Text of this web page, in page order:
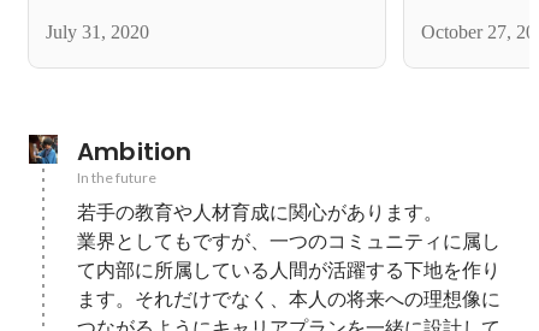
July 31, 2020
October 27,
Ambition
In the future
若手の教育や人材育成に関心があります。
業界としてもですが、一つのコミュニティに属し
て内部に所属している人間が活躍する下地を作り
ます。それだけでなく、本人の将来への理想像に
つながるようにキャリアプランを一緒に設計して